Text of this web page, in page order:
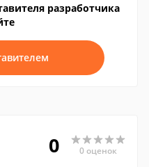
разработчика
0 0 оценок